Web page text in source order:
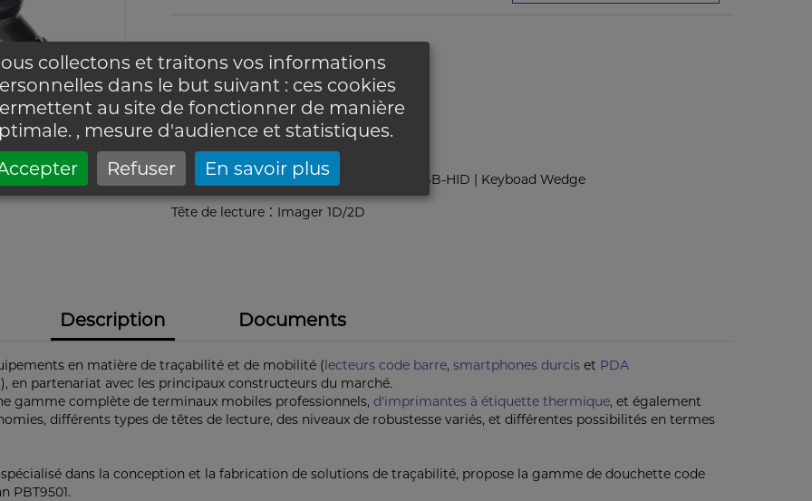
collectons et traitons vos informations
dans le but suivant : ces cookies
au site de fonctionner de manière
, mesure d'audience et statistiques.
Refuser En savoir plus
Référence :PowerScan Retail PBT9501
Distance de lecture :max. 850 mm
Communication :
RS232 | USB-COM | USB-HID | Keyboad Wedge
Tête de lecture : Imager 1D/2D
Description
en matière de traçabilité et de mobilité (lecteurs code barre, smartphones durcis et PDA
en partenariat avec les principaux constructeurs du marché.
gamme complète de terminaux mobiles professionnels, d'imprimantes à étiquette thermique, et également
différents types de têtes de lecture, des niveaux de robustesse variés, et différentes possibilités en termes
dans la conception et la fabrication de solutions de traçabilité, propose la gamme de douchette code
PBT9501.
Documents